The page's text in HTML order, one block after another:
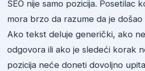
SEO nije samo pozicija. Posetilac
mora brzo da razume da je
Ako tekst deluje generički, ako
odgovora ili ako je sledeći korak
pozicija neće doneti dovoljno